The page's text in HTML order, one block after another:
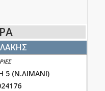
5 (Ν.ΛΙΜΑΝΙ)